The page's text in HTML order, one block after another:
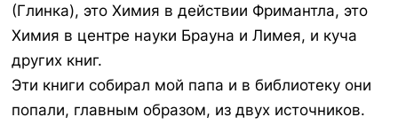
(Глинка), это Химия в действии Фримантла, это
Химия в центре науки Брауна и Лимея, и куча
других книг.
Эти книги собирал мой папа и в библиотеку они
попали, главным образом, из двух источников.